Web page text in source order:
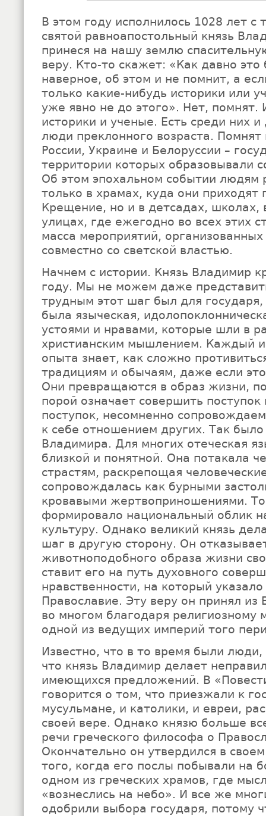
В этом году исполнилось 1028 лет с
святой равноапостольный князь
принеся на нашу землю
веру. Кто-то скажет: «Как давно
наверное, об этом и не помнит, а
только какие-нибудь историки или
уже явно не до этого». Нет, помнят.
историки и ученые. Есть среди них
люди преклонного возраста. Помнят
России, Украине и Белоруссии –
территории которых образовывали
Об этом эпохальном событии людям
только в храмах, куда они приходят
Крещение, но и в детсадах, школах,
улицах, где ежегодно во всех этих
масса мероприятий,
совместно со светской властью.
Начнем с истории. Князь Владимир
году. Мы не можем даже
трудным этот шаг был для государя,
была языческая,
устоями и нравами, которые шли в
христианским мышлением. Каждый
опыта знает, как сложно
традициям и обычаям, даже если
Они превращаются в образ жизни,
порой означает совершить
поступок, несомненно
к себе отношением других. Так
Владимира. Для многих отеческая
близкой и понятной. Она потакала
страстям, раскрепощая
сопровождалась как бурными
кровавыми жертвоприношениями.
формировало национальный облик
культуру. Однако великий князь
шаг в другую сторону. Он
животноподобного образа жизни
ставит его на путь духовного
нравственности, на который
Православие. Эту веру он принял из
во многом благодаря
одной из ведущих империй того
Известно, что в то время были
что князь Владимир делает
имеющихся предложений. В
говорится о том, что приезжали к
мусульмане, и католики, и евреи,
своей вере. Однако князю больше
речи греческого философа о
Окончательно он утвердился в
того, когда его послы побывали на
одном из греческих храмов, где
«вознеслись на небо». И все же
одобрили выбора государя, потому